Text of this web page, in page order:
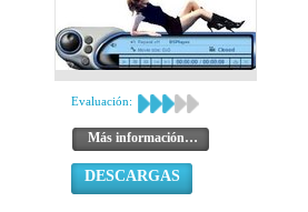
Evaluación:
Más información…
DESCARGAS